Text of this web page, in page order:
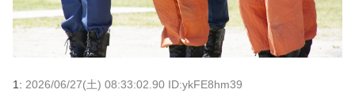
1: 2026/06/27(土) 08:33:02.90 ID:ykFE8hm39